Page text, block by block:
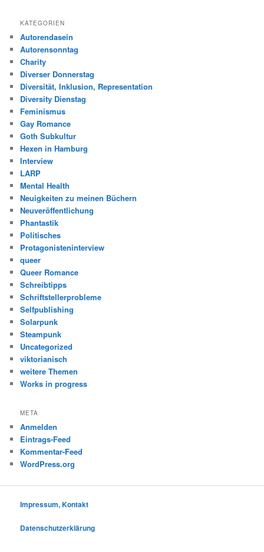
KATEGORIEN
Autorendasein
Autorensonntag
Charity
Diverser Donnerstag
Diversität, Inklusion, Representation
Diversity Dienstag
Feminismus
Gay Romance
Goth Subkultur
Hexen in Hamburg
Interview
LARP
Mental Health
Neuigkeiten zu meinen Büchern
Neuveröffentlichung
Phantastik
Politisches
Protagonisteninterview
queer
Queer Romance
Schreibtipps
Schriftstellerprobleme
Selfpublishing
Solarpunk
Steampunk
Uncategorized
viktorianisch
weitere Themen
Works in progress
META
Anmelden
Eintrags-Feed
Kommentar-Feed
WordPress.org
Impressum, Kontakt
Datenschutzerklärung